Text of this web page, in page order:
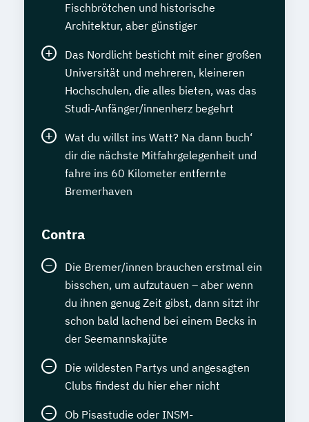
Fischbrötchen und historische
Architektur, aber günstiger
Das Nordlicht besticht mit einer großen
Universität und mehreren, kleineren
Hochschulen, die alles bieten, was das
Studi-Anfänger/innenherz begehrt
Wat du willst ins Watt? Na dann buch‘
dir die nächste Mitfahrgelegenheit und
fahre ins 60 Kilometer entfernte
Bremerhaven
Contra
Die Bremer/innen brauchen erstmal ein
bisschen, um aufzutauen – aber wenn
du ihnen genug Zeit gibst, dann sitzt ihr
schon bald lachend bei einem Becks in
der Seemannskajüte
Die wildesten Partys und angesagten
Clubs findest du hier eher nicht
Ob Pisastudie oder INSM-